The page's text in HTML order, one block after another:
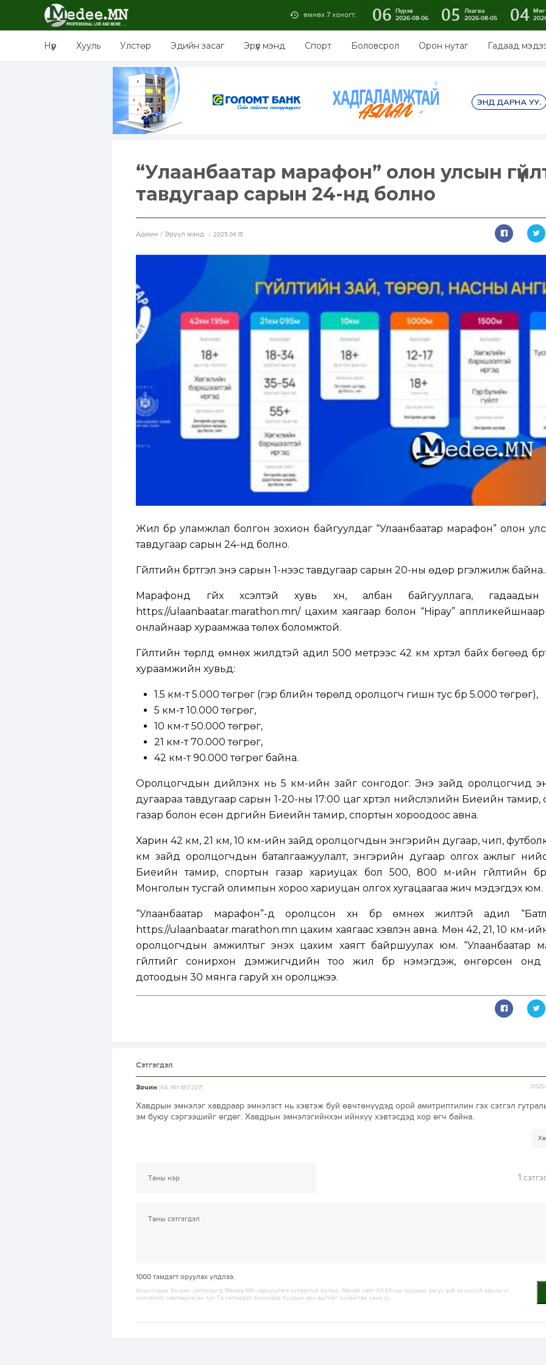
өмнөх 7 хоногт: 06 Пүрэв
2026-08-06
05
Лхагва
2026-08-05
04
Нүүр Хууль Улстөр Эдийн засаг Эрүүл мэнд Спорт Боловсрол Орон нутаг Гадаад
“Улаанбаатар марафон” олон улсын
тавдугаар сарын 24-нд болно
Aдмин / Эрүүл мэнд 2025.04.15
Жил бүр уламжлал болгон зохион байгуулдаг “Улаанбаатар марафон” олон
тавдугаар сарын 24-нд болно.
Гүйлтийн бүртгэл энэ сарын 1-нээс тавдугаар сарын 20-ны өдөр үргэлжилж байна..
Марафонд гүйх хүсэлтэй хувь хүн, албан байгууллага,
https://ulaanbaatar.marathon.mn/цахим хаягаар болон “Hipay” аппликейшнаар
онлайнаар хураамжаа төлөх боломжтой.
Гүйлтийн төрлүүд өмнөх жилүүдтэй адил 500 метрээс 42 км хүртэл байх бөгөөд
хураамжийн хувьд:
1.5 км-т 5.000 төгрөг (гэр бүлийн төрөлд оролцогч гишүүн тус бүр 5.000 төгрөг),
5 км-т 10.000 төгрөг,
10 км-т 50.000 төгрөг,
21 км-т 70.000 төгрөг,
42 км-т 90.000 төгрөг байна.
Оролцогчдын дийлэнх нь 5 км-ийн зайг сонгодог. Энэ зайд оролцогчид
дугаараа тавдугаар сарын 1-20-ны 17:00 цаг хүртэл нийслэлийн Биеийн тамир,
газар болон есөн дүүргийн Биеийн тамир, спортын хороодоос авна.
Харин 42 км, 21 км, 10 км-ийн зайд оролцогчдын энгэрийн дугаар, чип,
км зайд оролцогчдын баталгаажуулалт, энгэрийн дугаар олгох ажлыг
Биеийн тамир, спортын газар хариуцах бол 500, 800 м-ийн гүйлтийн
Монголын тусгай олимпын хороо хариуцан олгох хугацаагаа жич мэдэгдэх юм.
“Улаанбаатар марафон”-д оролцсон хүн бүр өмнөх жилтэй адил
https://ulaanbaatar.marathon.mn цахим хаягаас хэвлэн авна. Мөн 42, 21, 10 км-ийн
оролцогчдын амжилтыг энэхүү цахим хаягт байршуулах юм. “Улаанбаатар
гүйлтийг сонирхон дэмжигчдийн тоо жил бүр нэмэгдэж, өнгөрсөн онд
дотоодын 30 мянга гаруй хүн оролцжээ.
Сэтгэгдэл
Зочин [66.181.187.227]
Хавдрын эмнэлэг хавдраар эмнэлэгт нь хэвтэж буй өвчтөнүүдэд орой амитриптилин гэх сэтгэл
эм буюу сэргээшийг өгдөг. Хавдрын эмнэлэгийнхэн ийнхүү хэвтэсдэд хор өгч байна.
1
1000 тэмдэгт оруулах үлдлээ.
Уншигчдын бичсэн сэтгэгдэлд Medee.MN хариуцлага хүлээхгүй болно. Манай сайт ХХЗХ-ны журмын дагуу зүй зохисгүй зарим үг,
хэллэгийг хязгаарласан тул Та сэтгэгдэл бичихдээ бусдын эрх ашгийг хүндэтгэн үзнэ үү.